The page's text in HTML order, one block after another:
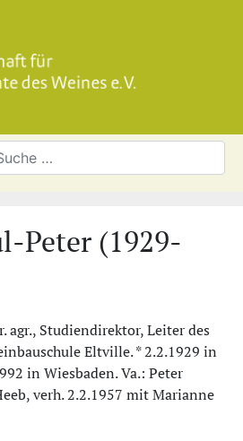
Peter (1929-
agr., Studiendirektor, Leiter des
Eltville. * 2.2.1929 in
in Wiesbaden. Va.: Peter
verh. 2.2.1957 mit Marianne